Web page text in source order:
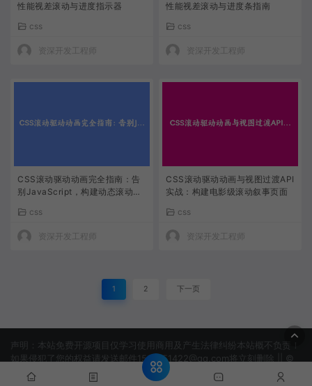
性能视差滚动与进度指示器
css
资深开发工程师
性能视差滚动与进度条指南
css
资深开发工程师
CSS滚动驱动动画完全指南：告
别JavaScript，构建动态滚动叙
css
资深开发工程师
CSS滚动驱动动画与视图过渡API
实战：构建电影级滚动叙事页面
css
资深开发工程师
1 2 下一页
声明：本站免费开源项目仅学习使用商用及产生法律纠纷本站概不负责！
如果侵犯了您的权益请发送邮件1506151422@qq.com将立刻删除 || ©
2022 淘吗网 -TAOMAWANG.COM
网站地图
蜀ICP备